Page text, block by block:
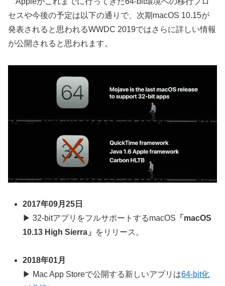
セスや今後の予定は以下の通りで、次期macOS 10.15が
発表されると思われるWWDC 2019ではさらに詳しい情報
が公開されると思われます。
2017年09月25日
▶ 32-bitアプリをフルサポートするmacOS 「macOS
10.13 High Sierra」
をリリース。
2018年01月
▶ Mac App Storeで公開する新しいアプリは64-bit化